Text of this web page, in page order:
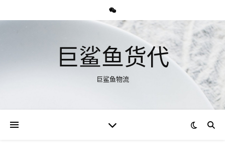
巨鲨鱼货代
巨鲨鱼物流